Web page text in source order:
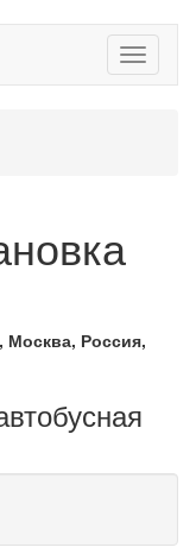
Москва, Россия,